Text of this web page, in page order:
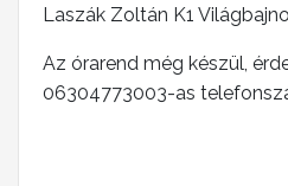
Laszák Zoltán K1
Az órarend még készül,
06304773003-as